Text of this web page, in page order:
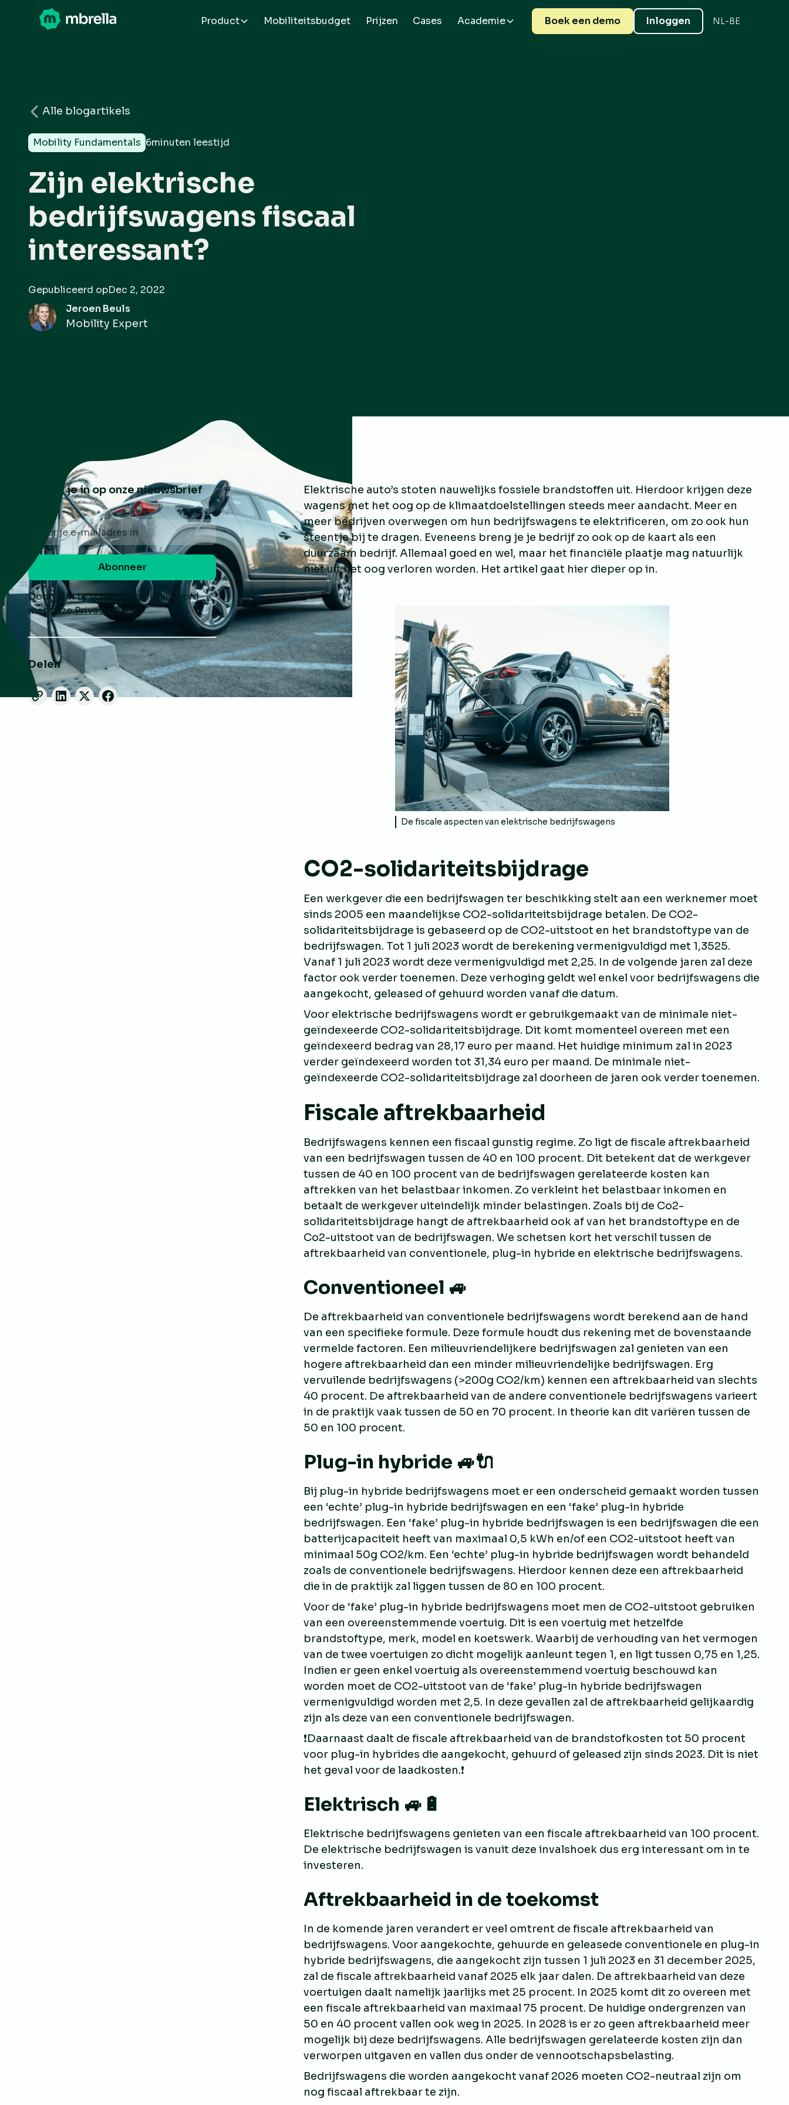
Product Mobiliteitsbudget Prijzen Cases Academie Boek een demo Inloggen NL-BE
Alle blogartikels
Mobility Fundamentals 6minuten leestijd
Zijn elektrische
bedrijfswagens fiscaal
interessant?
Gepubliceerd opDec 2, 2022
Jeroen Beuls
Mobility Expert
Schrijf je in op onze nieuwsbrief
Door je in te schrijven ga je akkoord
met onzePrivacybeleid.
Delen
Elektrische auto’s stoten nauwelijks fossiele brandstoffen uit. Hierdoor krijgen deze
wagens met het oog op de klimaatdoelstellingen steeds meer aandacht. Meer en
meer bedrijven overwegen om hun bedrijfswagens te elektrificeren, om zo ook hun
steentje bij te dragen. Eveneens breng je je bedrijf zo ook op de kaart als een
duurzaam bedrijf. Allemaal goed en wel, maar het financiële plaatje mag natuurlijk
niet uit het oog verloren worden. Het artikel gaat hier dieper op in.
De fiscale aspecten van elektrische bedrijfswagens
CO2-solidariteitsbijdrage
Een werkgever die een bedrijfswagen ter beschikking stelt aan een werknemer moet
sinds 2005 een maandelijkse CO2-solidariteitsbijdrage betalen. De CO2-
solidariteitsbijdrage is gebaseerd op de CO2-uitstoot en het brandstoftype van de
bedrijfswagen. Tot 1 juli 2023 wordt de berekening vermenigvuldigd met 1,3525.
Vanaf 1 juli 2023 wordt deze vermenigvuldigd met 2,25. In de volgende jaren zal deze
factor ook verder toenemen. Deze verhoging geldt wel enkel voor bedrijfswagens die
aangekocht, geleased of gehuurd worden vanaf die datum.
Voor elektrische bedrijfswagens wordt er gebruikgemaakt van de minimale niet-
geïndexeerde CO2-solidariteitsbijdrage. Dit komt momenteel overeen met een
geïndexeerd bedrag van 28,17 euro per maand. Het huidige minimum zal in 2023
verder geïndexeerd worden tot 31,34 euro per maand. De minimale niet-
geïndexeerde CO2-solidariteitsbijdrage zal doorheen de jaren ook verder toenemen.
Fiscale aftrekbaarheid
Bedrijfswagens kennen een fiscaal gunstig regime. Zo ligt de fiscale aftrekbaarheid
van een bedrijfswagen tussen de 40 en 100 procent. Dit betekent dat de werkgever
tussen de 40 en 100 procent van de bedrijfswagen gerelateerde kosten kan
aftrekken van het belastbaar inkomen. Zo verkleint het belastbaar inkomen en
betaalt de werkgever uiteindelijk minder belastingen. Zoals bij de Co2-
solidariteitsbijdrage hangt de aftrekbaarheid ook af van het brandstoftype en de
Co2-uitstoot van de bedrijfswagen. We schetsen kort het verschil tussen de
aftrekbaarheid van conventionele, plug-in hybride en elektrische bedrijfswagens.
Conventioneel 🚙
De aftrekbaarheid van conventionele bedrijfswagens wordt berekend aan de hand
van een specifieke formule. Deze formule houdt dus rekening met de bovenstaande
vermelde factoren. Een milieuvriendelijkere bedrijfswagen zal genieten van een
hogere aftrekbaarheid dan een minder milieuvriendelijke bedrijfswagen. Erg
vervuilende bedrijfswagens (>200g CO2/km) kennen een aftrekbaarheid van slechts
40 procent. De aftrekbaarheid van de andere conventionele bedrijfswagens varieert
in de praktijk vaak tussen de 50 en 70 procent. In theorie kan dit variëren tussen de
50 en 100 procent.
Plug-in hybride 🚙🔌
Bij plug-in hybride bedrijfswagens moet er een onderscheid gemaakt worden tussen
een ‘echte’ plug-in hybride bedrijfswagen en een ‘fake’ plug-in hybride
bedrijfswagen. Een ‘fake’ plug-in hybride bedrijfswagen is een bedrijfswagen die een
batterijcapaciteit heeft van maximaal 0,5 kWh en/of een CO2-uitstoot heeft van
minimaal 50g CO2/km. Een ‘echte’ plug-in hybride bedrijfswagen wordt behandeld
zoals de conventionele bedrijfswagens. Hierdoor kennen deze een aftrekbaarheid
die in de praktijk zal liggen tussen de 80 en 100 procent.
Voor de ‘fake’ plug-in hybride bedrijfswagens moet men de CO2-uitstoot gebruiken
van een overeenstemmende voertuig. Dit is een voertuig met hetzelfde
brandstoftype, merk, model en koetswerk. Waarbij de verhouding van het vermogen
van de twee voertuigen zo dicht mogelijk aanleunt tegen 1, en ligt tussen 0,75 en 1,25.
Indien er geen enkel voertuig als overeenstemmend voertuig beschouwd kan
worden moet de CO2-uitstoot van de ‘fake’ plug-in hybride bedrijfswagen
vermenigvuldigd worden met 2,5. In deze gevallen zal de aftrekbaarheid gelijkaardig
zijn als deze van een conventionele bedrijfswagen.
❗Daarnaast daalt de fiscale aftrekbaarheid van de brandstofkosten tot 50 procent
voor plug-in hybrides die aangekocht, gehuurd of geleased zijn sinds 2023. Dit is niet
het geval voor de laadkosten.❗
Elektrisch 🚙🔋
Elektrische bedrijfswagens genieten van een fiscale aftrekbaarheid van 100 procent.
De elektrische bedrijfswagen is vanuit deze invalshoek dus erg interessant om in te
investeren.
Aftrekbaarheid in de toekomst
In de komende jaren verandert er veel omtrent de fiscale aftrekbaarheid van
bedrijfswagens. Voor aangekochte, gehuurde en geleasede conventionele en plug-in
hybride bedrijfswagens, die aangekocht zijn tussen 1 juli 2023 en 31 december 2025,
zal de fiscale aftrekbaarheid vanaf 2025 elk jaar dalen. De aftrekbaarheid van deze
voertuigen daalt namelijk jaarlijks met 25 procent. In 2025 komt dit zo overeen met
een fiscale aftrekbaarheid van maximaal 75 procent. De huidige ondergrenzen van
50 en 40 procent vallen ook weg in 2025. In 2028 is er zo geen aftrekbaarheid meer
mogelijk bij deze bedrijfswagens. Alle bedrijfswagen gerelateerde kosten zijn dan
verworpen uitgaven en vallen dus onder de vennootschapsbelasting.
Bedrijfswagens die worden aangekocht vanaf 2026 moeten CO2-neutraal zijn om
nog fiscaal aftrekbaar te zijn.